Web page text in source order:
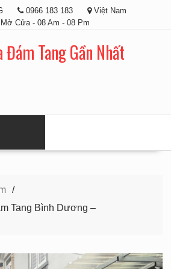
0966 183 183
Việt Nam
Cửa - 08 Am - 08 Pm
Đám Tang Gần Nhất
Tang Bình Dương –